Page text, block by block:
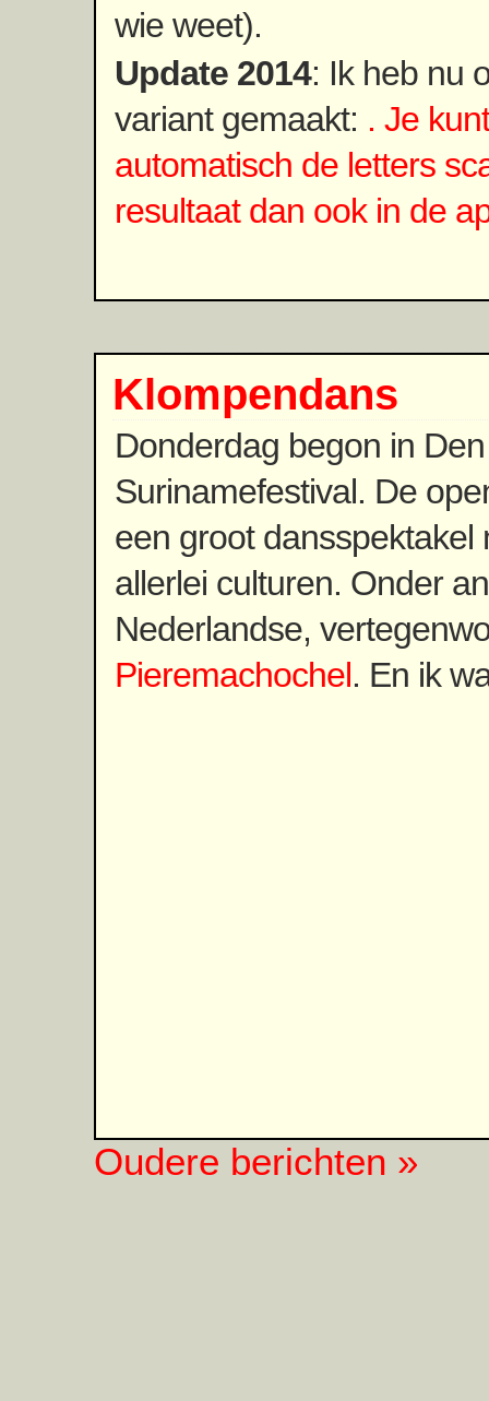
wie weet).
Update 2014: Ik heb nu
variant gemaakt: . Je
automatisch de letters
resultaat dan ook in de
Klompendans
Donderdag begon in
Surinamefestival. De
een groot dansspektakel
allerlei culturen. Onder
Nederlandse,
Pieremachochel. En ik
Oudere berichten »